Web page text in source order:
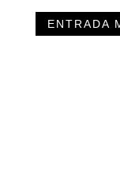
ENTRADA